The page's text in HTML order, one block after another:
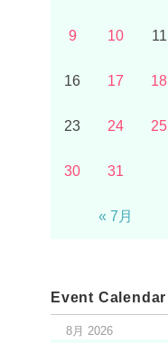
9 10 11
16 17 18
23 24 25
30 31
« 7月
Event Calendar
8月 2026